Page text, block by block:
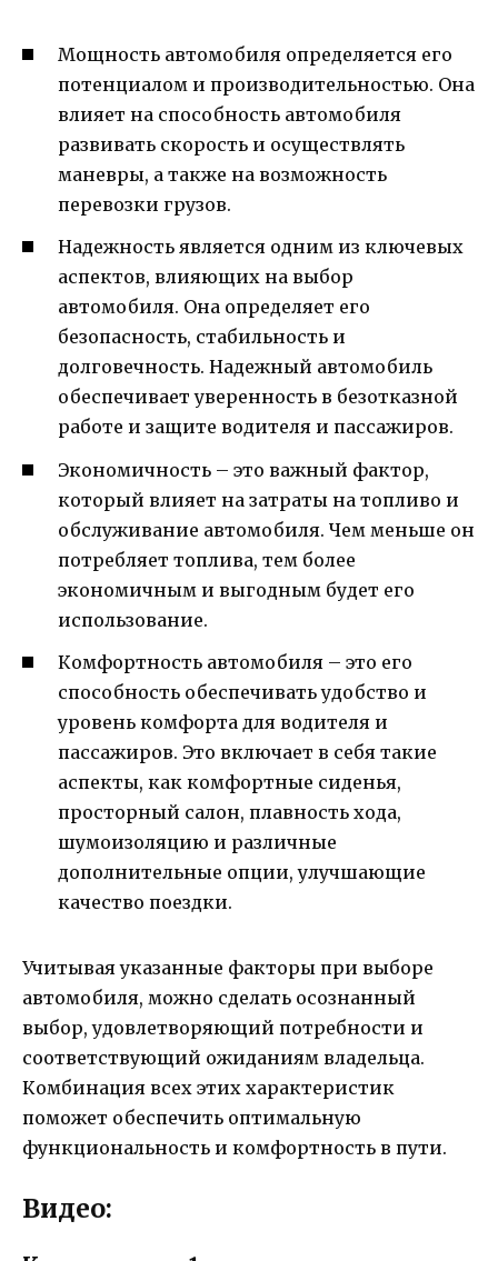
Мощность автомобиля определяется его
потенциалом и производительностью. Она
влияет на способность автомобиля
развивать скорость и осуществлять
маневры, а также на возможность
перевозки грузов.
Надежность является одним из ключевых
аспектов, влияющих на выбор
автомобиля. Она определяет его
безопасность, стабильность и
долговечность. Надежный автомобиль
обеспечивает уверенность в безотказной
работе и защите водителя и пассажиров.
Экономичность – это важный фактор,
который влияет на затраты на топливо и
обслуживание автомобиля. Чем меньше он
потребляет топлива, тем более
экономичным и выгодным будет его
использование.
Комфортность автомобиля – это его
способность обеспечивать удобство и
уровень комфорта для водителя и
пассажиров. Это включает в себя такие
аспекты, как комфортные сиденья,
просторный салон, плавность хода,
шумоизоляцию и различные
дополнительные опции, улучшающие
качество поездки.
Учитывая указанные факторы при выборе
автомобиля, можно сделать осознанный
выбор, удовлетворяющий потребности и
соответствующий ожиданиям владельца.
Комбинация всех этих характеристик
поможет обеспечить оптимальную
функциональность и комфортность в пути.
Видео: